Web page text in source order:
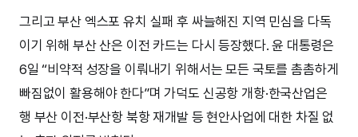
그리고 부산 엑스포 유치 실패 후 싸늘해진 지역 민심을 다독
이기 위해 부산 산은 이전 카드는 다시 등장했다. 윤 대통령은
6일 “비약적 성장을 이뤄내기 위해서는 모든 국토를 촘촘하게
빠짐없이 활용해야 한다”며 가덕도 신공항 개항·한국산업은
행 부산 이전·부산항 북항 재개발 등 현안사업에 대한 차질 없